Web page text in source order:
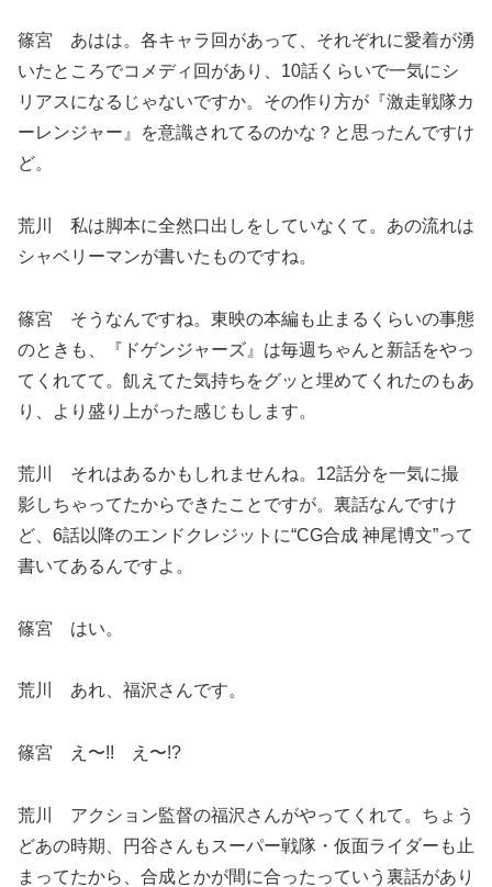
篠宮 あはは。各キャラ回があって、それぞれに愛着が湧
いたところでコメディ回があり、10話くらいで一気にシ
リアスになるじゃないですか。その作り方が『激走戦隊カ
ーレンジャー』を意識されてるのかな？と思ったんですけ
ど。
荒川 私は脚本に全然口出しをしていなくて。あの流れは
シャベリーマンが書いたものですね。
篠宮 そうなんですね。東映の本編も止まるくらいの事態
のときも、『ドゲンジャーズ』は毎週ちゃんと新話をやっ
てくれてて。飢えてた気持ちをグッと埋めてくれたのもあ
り、より盛り上がった感じもします。
荒川 それはあるかもしれませんね。12話分を一気に撮
影しちゃってたからできたことですが。裏話なんですけ
ど、6話以降のエンドクレジットに“CG合成 神尾博文”って
書いてあるんですよ。
篠宮 はい。
荒川 あれ、福沢さんです。
篠宮 え〜!! え〜!?
荒川 アクション監督の福沢さんがやってくれて。ちょう
どあの時期、円谷さんもスーパー戦隊・仮面ライダーも止
まってたから、合成とかが間に合ったっていう裏話があり